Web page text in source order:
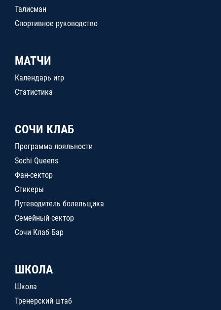
Талисман
Спортивное руководство
МАТЧИ
Календарь игр
Статистика
СОЧИ КЛАБ
Программа лояльности
Sochi Queens
Фан-сектор
Стикеры
Путеводитель болельщика
Семейный сектор
Сочи Клаб Бар
ШКОЛА
Школа
Тренерский штаб